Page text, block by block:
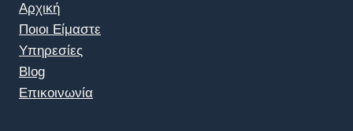
Αρχική
Ποιοι Είμαστε
Υπηρεσίες
Blog
Επικοινωνία